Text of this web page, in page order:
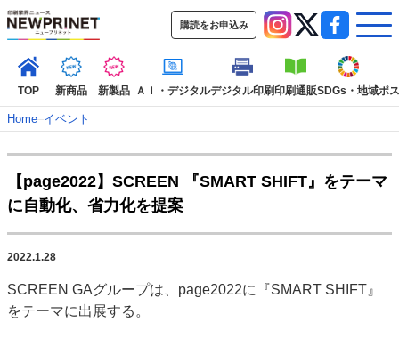
購読をお申込み
TOP 新商品 新製品 ＡＩ・デジタルデジタル印刷印刷通販SDGs・地域ポ
TOP
新着記事 特集記事
インタビュー
コレクション
SDGs・地域
ポストプレス
Home–イベント
【page2022】SCREEN 『SMART SHIFT』をテーマ
に自動化、省力化を提案
2022.1.28
SCREEN GAグループは、page2022に『SMART SHIFT』
をテーマに出展する。